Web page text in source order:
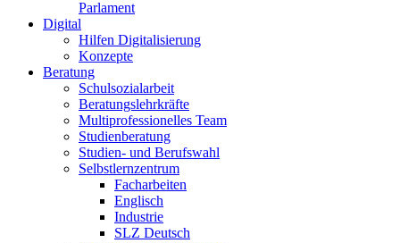
Parlament
Digital
Hilfen Digitalisierung
Konzepte
Beratung
Schulsozialarbeit
Beratungslehrkräfte
Multiprofessionelles Team
Studienberatung
Studien- und Berufswahl
Selbstlernzentrum
Facharbeiten
Englisch
Industrie
SLZ Deutsch